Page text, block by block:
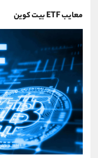
معایب ETF بیت کوین